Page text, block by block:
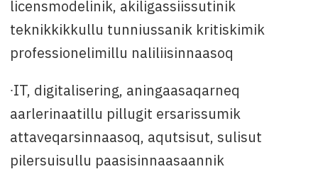
licensmodelinik, akiligassiissutinik
teknikkikkullu tunniussanik kritiskimik
professionelimillu naliliisinnaasoq
∙IT, digitalisering, aningaasaqarneq
aarlerinaatillu pillugit ersarissumik
attaveqarsinnaasoq, aqutsisut, sulisut
pilersuisullu paasisinnaasaannik